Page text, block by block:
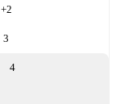
+2
3
4